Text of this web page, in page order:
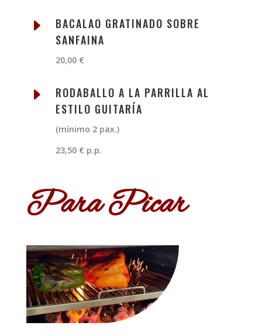
E
BACALAO GRATINADO SOBRE
SANFAINA
20,00 €
E
RODABALLO A LA PARRILLA AL
ESTILO GUITARÍA
(mínimo 2 pax.)
23,50 € p.p.
Para Picar